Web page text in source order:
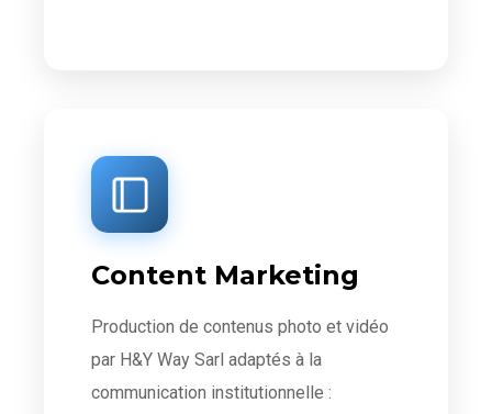
Content Marketing
Production de contenus photo et vidéo
par H&Y Way Sarl adaptés à la
communication institutionnelle :